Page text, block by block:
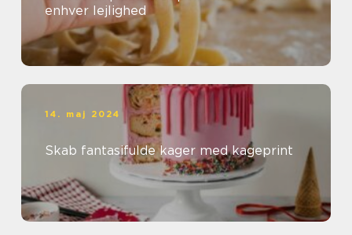
enhver lejlighed
14. maj 2024
Skab fantasifulde kager med kageprint